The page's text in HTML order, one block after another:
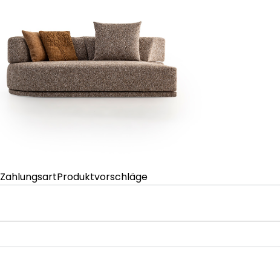
ZahlungsartProduktvorschläge